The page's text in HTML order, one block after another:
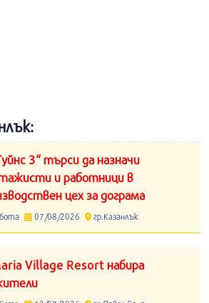
3“ търси да назначи
и работници в
цех за дограма
07/08/2026 гр.Казанлък
Village Resort набира